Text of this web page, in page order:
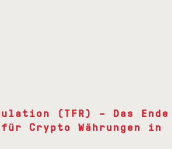
(TFR) – Das Ende
Crypto Währungen in